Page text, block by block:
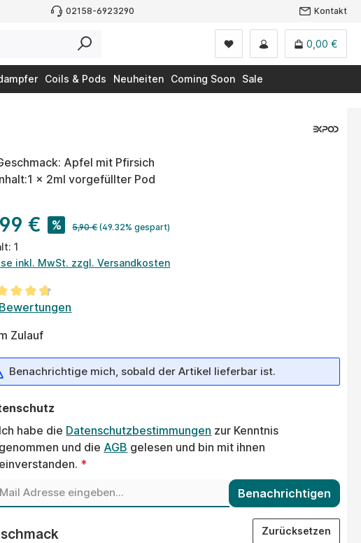
02158-6923290 Kontakt
0,00 €
Coils & Pods Neuheiten Coming Soon
Sale
Apfel mit Pfirsich
x 2ml vorgefüllter Pod
€ % 5,90 € (49.32% gespart)
1
inkl. MwSt. zzgl. Versandkosten
Bewertung von 4.7 von 5 Sternen
Zulauf
Benachrichtige mich, sobald der Artikel lieferbar ist.
Ich habe die Datenschutzbestimmungen zur Kenntnis
genommen und die AGB gelesen und bin mit ihnen
einverstanden. *
Benachrichtigen
Zurücksetzen